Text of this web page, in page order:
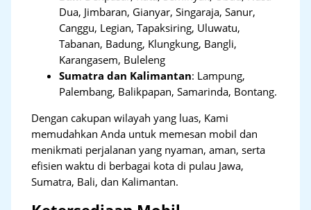
Dua, Jimbaran, Gianyar, Singaraja, Sanur,
Canggu, Legian, Tapaksiring, Uluwatu,
Tabanan, Badung, Klungkung, Bangli,
Karangasem, Buleleng
Sumatra dan Kalimantan: Lampung,
Palembang, Balikpapan, Samarinda, Bontang.
Dengan cakupan wilayah yang luas, Kami
memudahkan Anda untuk memesan mobil dan
menikmati perjalanan yang nyaman, aman, serta
efisien waktu di berbagai kota di pulau Jawa,
Sumatra, Bali, dan Kalimantan.